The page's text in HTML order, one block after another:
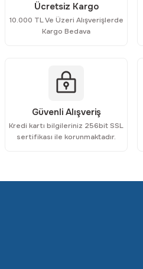
Ücretsiz Kargo
10.000 TL Ve Üzeri Alışverişlerde
Kargo Bedava
Güvenli Alışveriş
Kredi kartı bilgileriniz 256bit SSL
sertifikası ile korunmaktadır.